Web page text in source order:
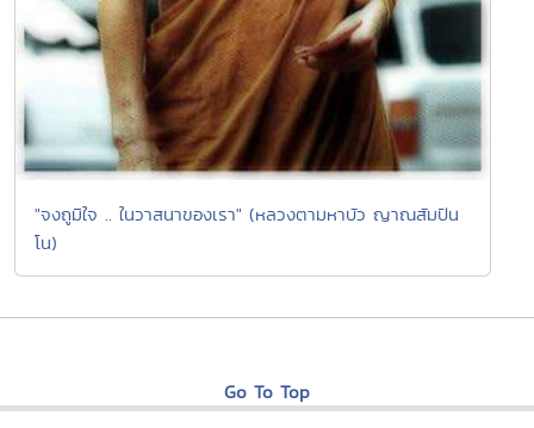
"จงถูมิใจ .. ในวาสนาของเรา" (หลวงตามหาบัว ญาณสัมปัน
โน)
Go To Top